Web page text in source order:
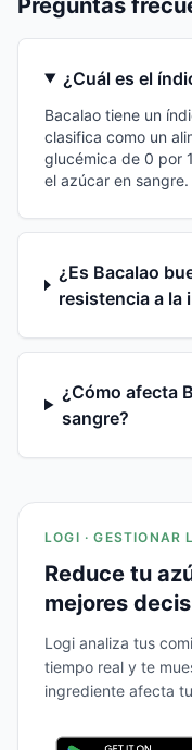
Preguntas
¿Cuál es el
Bacalao tiene un
clasifica como un
glucémica de 0 por
el azúcar en sangre.
¿Es Bacalao
resistencia a la
¿Cómo afecta
sangre?
LOGI ·
Reduce tu
mejores
Logi analiza tus
tiempo real y te
ingrediente afecta